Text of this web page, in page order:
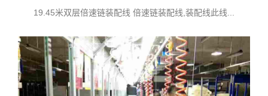
19.45米双层倍速链装配线 倍速链装配线,装配线此线...